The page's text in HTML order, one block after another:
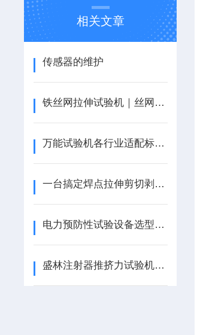
相关文章
传感器的维护
铁丝网拉伸试验机｜丝网抗拉性能检测专业解决方案
万能试验机各行业适配标准与选型避坑常见问题汇总
一台搞定焊点拉伸剪切剥离｜高精度焊点强度试验机参数详解
电力预防性试验设备选型：多功能电力金具拉力试验机核心优势
盛林注射器推挤力试验机：把“推注手感”量化为合规数据的质控中枢